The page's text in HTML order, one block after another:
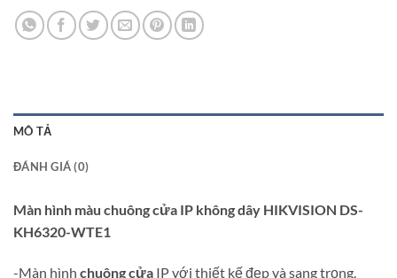
MÔ TẢ
ĐÁNH GIÁ (0)
Màn hình màu chuông cửa IP không dây HIKVISION DS-
KH6320-WTE1
-Màn hình chuông cửa IP với thiết kế đẹp và sang trọng.